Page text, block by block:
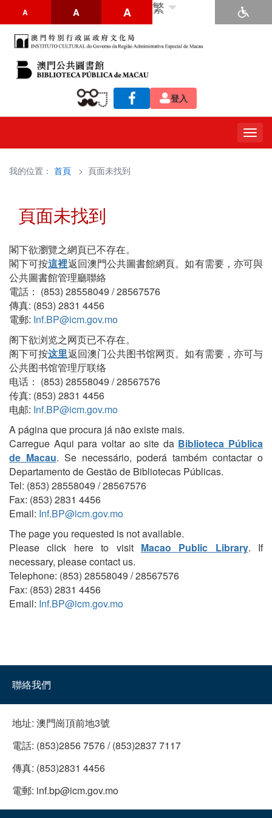
A A A 繁
登入
我的位置： 首頁 > 頁面未找到
頁面未找到
閣下欲瀏覽之網頁已不存在。
閣下可按這裡返回澳門公共圖書館網頁。如有需要，亦可與
公共圖書館管理廳聯絡
電話： (853) 28558049 / 28567576
傳真: (853) 2831 4456
電郵: Inf.BP@icm.gov.mo
阁下欲浏览之网页已不存在。
阁下可按这里返回澳门公共图书馆网页。如有需要，亦可与
公共图书馆管理厅联络
电话： (853) 28558049 / 28567576
传真: (853) 2831 4456
电邮: Inf.BP@icm.gov.mo
A página que procura já não existe mais.
Carregue Aqui para voltar ao site da Biblioteca Pública
de Macau. Se necessário, poderá também contactar o
Departamento de Gestão de Bibliotecas Públicas.
Tel: (853) 28558049 / 28567576
Fax: (853) 2831 4456
Email: Inf.BP@icm.gov.mo
The page you requested is not available.
Please click here to visit Macao Public Library. If
necessary, please contact us.
Telephone: (853) 28558049 / 28567576
Fax: (853) 2831 4456
Email: Inf.BP@icm.gov.mo
聯絡我們
地址: 澳門崗頂前地3號
電話: (853)2856 7576 / (853)2837 7117
傳真: (853)2831 4456
電郵: inf.bp@icm.gov.mo